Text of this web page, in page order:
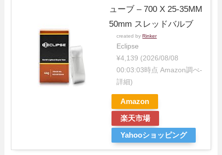
ューブ – 700 X 25-35MM
50mm スレッドバルブ
created byRinker
Eclipse
¥4,139 (2026/08/08
00:03:03時点 Amazon調べ-
詳細)
Amazon
楽天市場
Yahooショッピング